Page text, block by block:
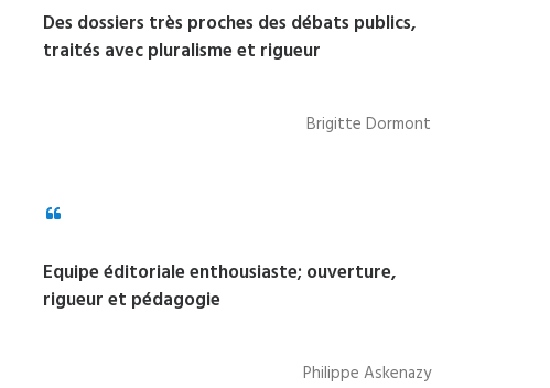
Des dossiers très proches des débats publics,
traités avec pluralisme et rigueur
Brigitte Dormont
Equipe éditoriale enthousiaste; ouverture,
rigueur et pédagogie
Philippe Askenazy